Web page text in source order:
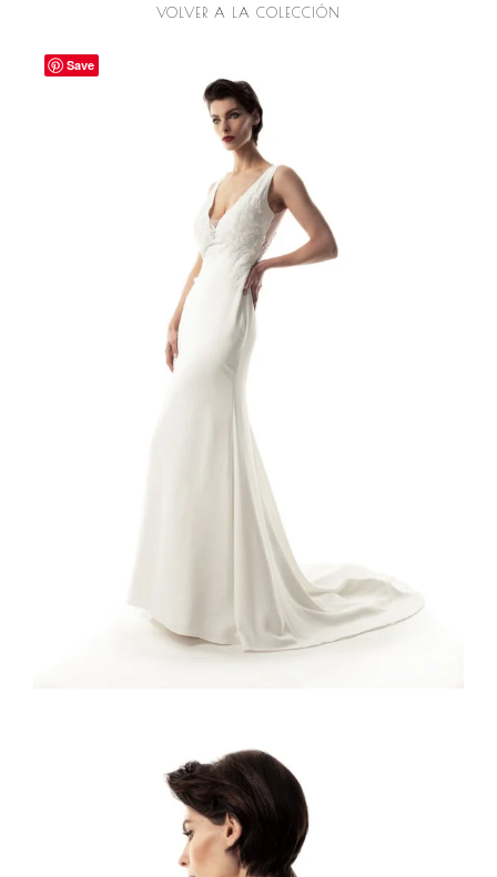
VOLVER A LA COLECCIÓN
Save